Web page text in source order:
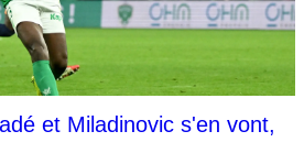
et Miladinovic s'en vont,